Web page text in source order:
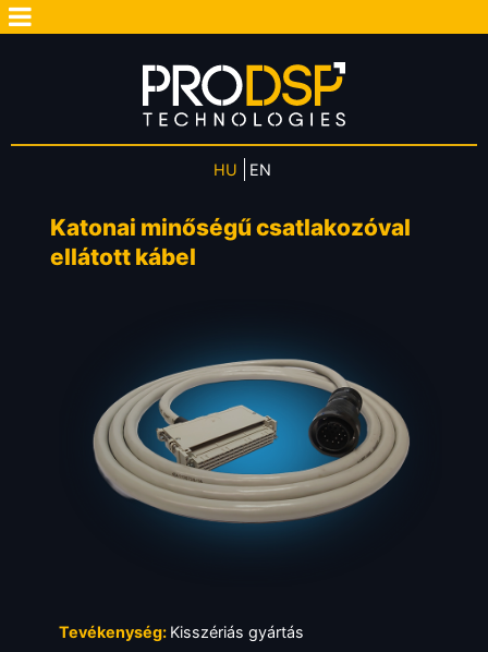
HU EN
Katonai minőségű csatlakozóval
ellátott kábel
Tevékenység: Kisszériás gyártás